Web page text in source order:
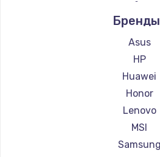
Ремонт
Ремонт
Ремонт
Ремонт
Ремонт ноутбуков
Ремонт
Ремонт
Ремонт
Ремонт
Бренды
Asus
HP
Huawei
Honor
Lenovo
MSI
Samsung